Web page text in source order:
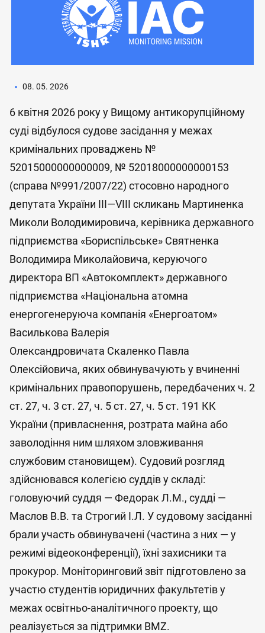
08. 05. 2026
6 квітня 2026 року у Вищому антикорупційному
суді відбулося судове засідання у межах
кримінальних проваджень №
52015000000000009, № 52018000000000153
(справа №991/2007/22) стосовно народного
депутата України III—VIII скликань Мартиненка
Миколи Володимировича, керівника державного
підприємства «Бориспільське» Святненка
Володимира Миколайовича, керуючого
директора ВП «Автокомплект» державного
підприємства «Національна атомна
енергогенеруюча компанія «Енергоатом»
Василькова Валерія
Олександровичата Скаленко Павла
Олексійовича, яких обвинувачують у вчиненні
кримінальних правопорушень, передбачених ч. 2
ст. 27, ч. 3 ст. 27, ч. 5 ст. 27, ч. 5 ст. 191 КК
України (привласнення, розтрата майна або
заволодіння ним шляхом зловживання
службовим становищем). Судовий розгляд
здійснювався колегією суддів у складі:
головуючий суддя — Федорак Л.М., судді —
Маслов В.В. та Строгий І.Л. У судовому засіданні
брали участь обвинувачені (частина з них — у
режимі відеоконференції), їхні захисники та
прокурор. Моніторинговий звіт підготовлено за
участю студентів юридичних факультетів у
межах освітньо-аналітичного проекту, що
реалізується за підтримки BMZ.